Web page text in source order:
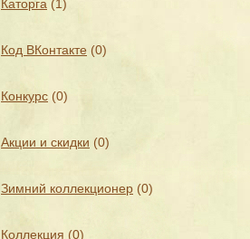
Каторга (1)
Код ВКонтакте (0)
Конкурс (0)
Акции и скидки (0)
Зимний коллекционер (0)
Коллекция (0)